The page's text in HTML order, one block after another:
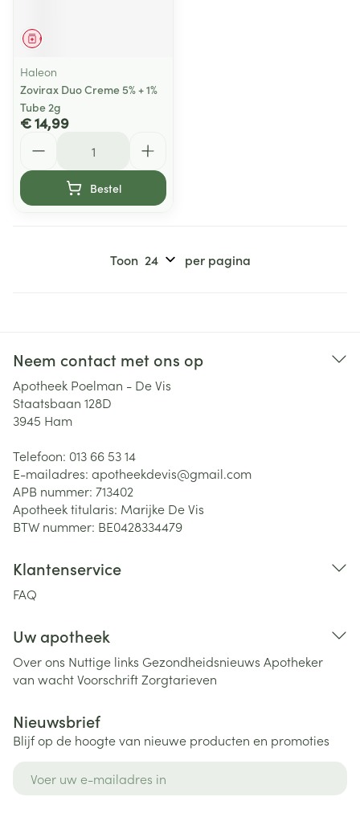
Geneesmiddel
Haleon
Zovirax Duo Creme 5% + 1%
Tube 2g
€ 14,99
Bestel
Toon per pagina
Neem contact met ons op
Apotheek Poelman - De Vis
Staatsbaan 128D
3945 Ham
Telefoon: 013 66 53 14
E-mailadres: apotheekdevis@gmail.com
APB nummer: 713402
Apotheek titularis: Marijke De Vis
BTW nummer: BE0428334479
Klantenservice
FAQ
Uw apotheek
Over ons Nuttige links Gezondheidsnieuws Apotheker
van wachtVoorschriftZorgtarieven
Nieuwsbrief
Blijf op de hoogte van nieuwe producten en promoties